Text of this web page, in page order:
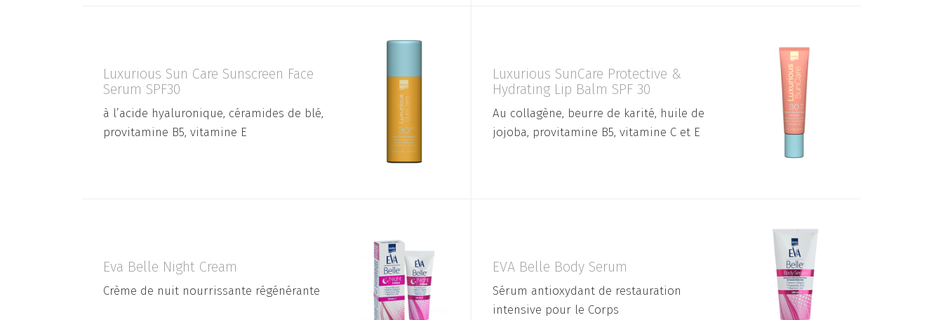
Luxurious Sun Care Sunscreen Face
Serum SPF30
à l’acide hyaluronique, céramides de blé,
provitamine B5, vitamine E
Luxurious SunCare Protective &
Hydrating Lip Balm SPF 30
Au collagène, beurre de karité, huile de
jojoba, provitamine B5, vitamine C et E
Eva Belle Night Cream
Crème de nuit nourrissante régénérante
EVA Belle Body Serum
Sérum antioxydant de restauration
intensive pour le Corps